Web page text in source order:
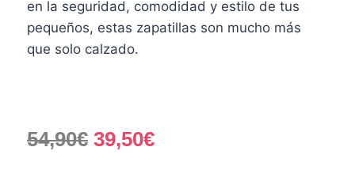
en la seguridad, comodidad y estilo de tus
pequeños, estas zapatillas son mucho más
que solo calzado.
54,90€ 39,50€